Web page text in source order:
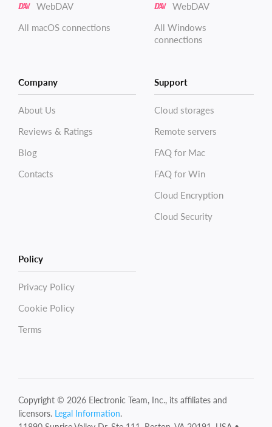
WebDAV
All macOS connections
WebDAV
All Windows
connections
Company
About Us
Reviews & Ratings
Blog
Contacts
Support
Cloud storages
Remote servers
FAQ for Mac
FAQ for Win
Cloud Encryption
Cloud Security
Policy
Privacy Policy
Cookie Policy
Terms
Copyright © 2026 Electronic Team, Inc., its affiliates and
licensors. Legal Information.